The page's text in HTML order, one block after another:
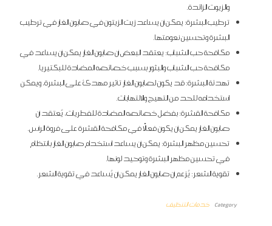
والزيوت الزائدة.
ترطيب البشرة: يمكن أن يساعد زيت الزيتون في صابون الغار في ترطيب
البشرة وتحسين نعومتها.
مكافحة حب الشباب: يعتقد البعض أن صابون الغار يمكن أن يساعد في
مكافحة حب الشباب والبثور بسبب خصائصه المضادة للبكتيريا.
تهدئة البشرة: قد يكون لصابون الغار تأثير مهدئ على البشرة، ويمكن
استخدامه للحد من التهيج والالتهابات.
مكافحة القشرة: بفضل خصائصه المضادة للفطريات، يُعتقد أن
صابون الغار يمكن أن يكون فعالًا في مكافحة القشرة على فروة الرأس.
تحسين مظهر البشرة: يمكن أن يساعد استخدام صابون الغار بانتظام
في تحسين مظهر البشرة وتوحيد لونها.
تقوية الشعر: يُزعم أن صابون الغار يمكن أن يُساعد في تقوية الشعر.
Category خدمات التنظيف